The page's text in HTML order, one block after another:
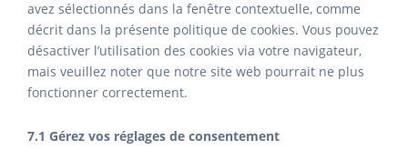
avez sélectionnés dans la fenêtre contextuelle, comme
décrit dans la présente politique de cookies. Vous pouvez
désactiver l’utilisation des cookies via votre navigateur,
mais veuillez noter que notre site web pourrait ne plus
fonctionner correctement.
7.1 Gérez vos réglages de consentement